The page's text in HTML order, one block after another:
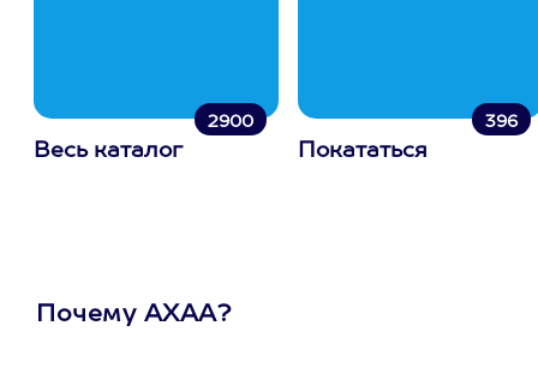
2900
Весь каталог
396
Покататься
Почему АХАА?